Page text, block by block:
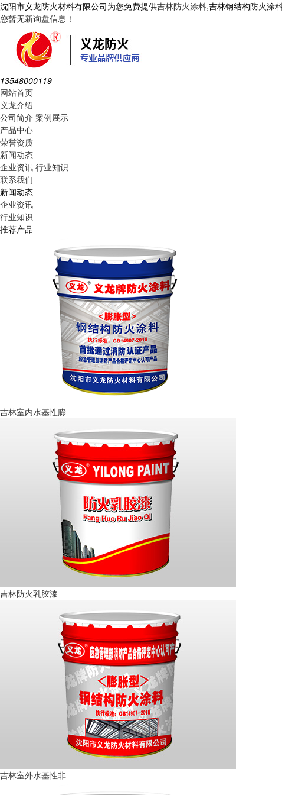
沈阳市义龙防火材料有限公司为您免费提供吉林防火涂料,吉林钢结构防火涂
您暂无新询盘信息！
13548000119
网站首页
义龙介绍
公司简介 案例展示
产品中心
荣誉资质
新闻动态
企业资讯 行业知识
联系我们
新闻动态
企业资讯
行业知识
推荐产品
吉林室内水基性膨
吉林防火乳胶漆
吉林室外水基性非